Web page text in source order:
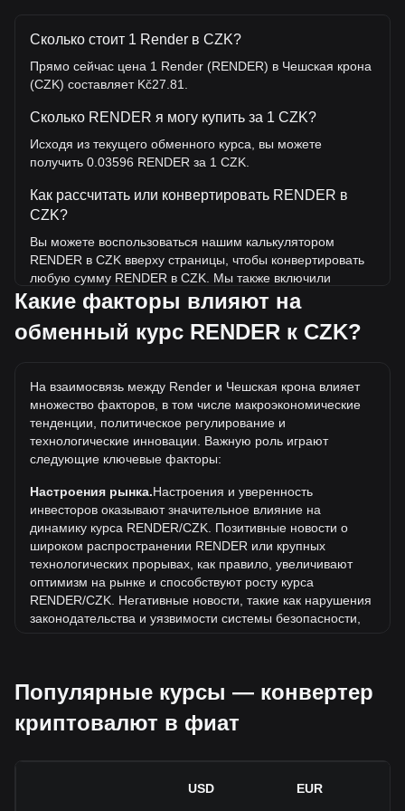
Сколько стоит 1 Render в CZK?
Прямо сейчас цена 1 Render (RENDER) в Чешская крона
(CZK) составляет Kč27.81.
Сколько RENDER я могу купить за 1 CZK?
Исходя из текущего обменного курса, вы можете
получить 0.03596 RENDER за 1 CZK.
Как рассчитать или конвертировать RENDER в
CZK?
Вы можете воспользоваться нашим калькулятором
RENDER в CZK вверху страницы, чтобы конвертировать
любую сумму RENDER в CZK. Мы также включили
краткие справочные таблицы для наиболее популярных
конвертаций. Например, 5 CZK эквивалентны 0.1798
RENDER, а 5 RENDER будут стоить около 139.05CZK.
истории?
Самая высокая цена 1 RENDER в CZK за все время
составляет Kč285.28. Еще неизвестно, превысит ли
стоимость 1 RENDER в CZK текущий исторический
максимум.
Какова динамика цен в CZK?
За последние 7 дней обменный курс Render (RENDER)
снизился на 4.12%. За последний месяц обменный курс
Render (RENDER) снизился на 14.79% по отношению к
следующей валюте: Чешская крона (CZK).
Какие факторы влияют на
обменный курс RENDER к CZK?
На взаимосвязь между Render и Чешская крона влияет
множество факторов, в том числе макроэкономические
тенденции, политическое регулирование и
технологические инновации. Важную роль играют
следующие ключевые факторы:
Настроения рынка.Настроения и уверенность
инвесторов оказывают значительное влияние на
динамику курса RENDER/CZK. Позитивные новости о
широком распространении RENDER или крупных
технологических прорывах, как правило, увеличивают
оптимизм на рынке и способствуют росту курса
RENDER/CZK. Негативные новости, такие как нарушения
законодательства и уязвимости системы безопасности,
Нормативно-правовая база. Государственная политика
и нормативные акты, регулирующие криптовалюты,
оказывают непосредственное влияние на их принятие.
доверие инвесторов к криптовалютам и способствовать
Популярные курсы — конвертер
криптовалют в фиат
USD EUR